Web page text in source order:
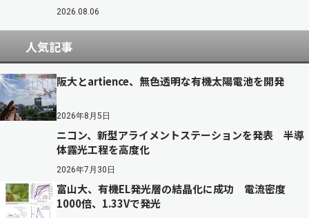
2026.08.06
人気記事
阪大とartience、無色透明な有機太陽電池を開発
2026年8月5日
ニコン、新型アライメントステーションを発表 半導
体露光工程を高度化
2026年7月30日
富山大、有機EL発光層の結晶化に成功 電流密度
1000倍、1.33Vで発光